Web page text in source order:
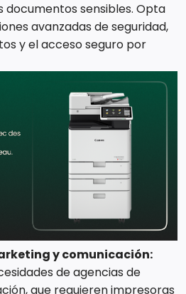
documentos sensibles. Opta
avanzadas de seguridad,
y el acceso seguro por
y comunicación:
de agencias de
que requieren impresoras